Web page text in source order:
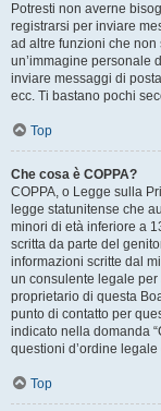
Potresti non averne
registrarsi per inviare
ad altre funzioni che non
un’immagine personale
inviare messaggi di
ecc. Ti bastano pochi
Top
Che cosa è COPPA?
COPPA, o Legge sulla
legge statunitense che
minori di età inferiore a
scritta da parte del
informazioni scritte dal
un consulente legale per
proprietario di questa
punto di contatto per
indicato nella domanda
questioni d’ordine
Top